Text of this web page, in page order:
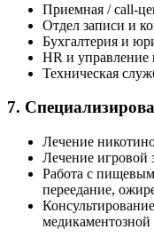
Приемная / call-
Отдел записи и
Бухгалтерия и
HR и управление
Техническая
7.
Лечение
Лечение игровой
Работа с
переедание,